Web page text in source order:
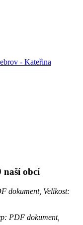
- Kateřina
naší obcí
dokument, Velikost:
PDF dokument,